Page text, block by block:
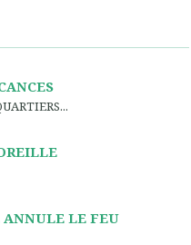
ANNULE LE FEU